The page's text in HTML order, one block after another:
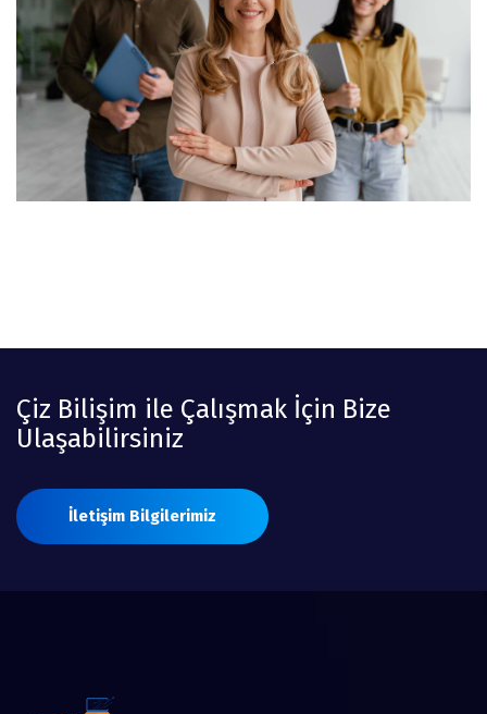
Çiz Bilişim ile Çalışmak İçin Bize
Ulaşabilirsiniz
İletişim Bilgilerimiz